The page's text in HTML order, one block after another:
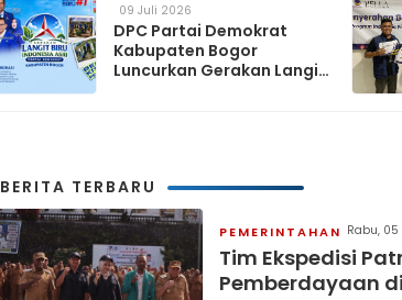
09 Juli 2026
DPC Partai Demokrat
Kabupaten Bogor
Luncurkan Gerakan Langit
BERITA TERBARU
PEMERINTAHAN Rabu, 05
Tim Ekspedisi
Pemberdayaan